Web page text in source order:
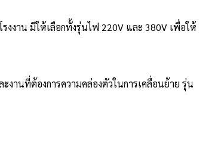
งงาน มีให้เลือกทั้งรุ่นไฟ 220V และ 380V เพื่อให้
านที่ต้องการความคล่องตัวในการเคลื่อนย้าย รุ่น